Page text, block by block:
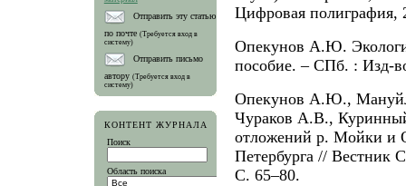
Отправить эту статью
по почте (Требуется вход в
систему)
Отправить письмо
автору (Требуется вход в
систему)
КОНТЕНТ ЖУРНАЛА
Поиск
Область поиска
Цифровая полиграфия,
Опекунов А.Ю.
пособие. – СПб. : Изд-
Опекунов А.Ю.,
Чураков А.В.,
отложений р. Мойки и
Петербурга //
С. 65–80.